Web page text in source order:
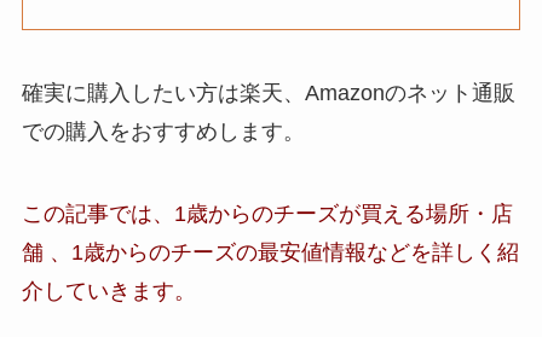
確実に購入したい方は楽天、Amazonのネット通販
での購入をおすすめします。
この記事では、 1歳からのチーズが買える場所・店
舗 、 1歳からのチーズの最安値情報などを詳しく紹
介していきます。